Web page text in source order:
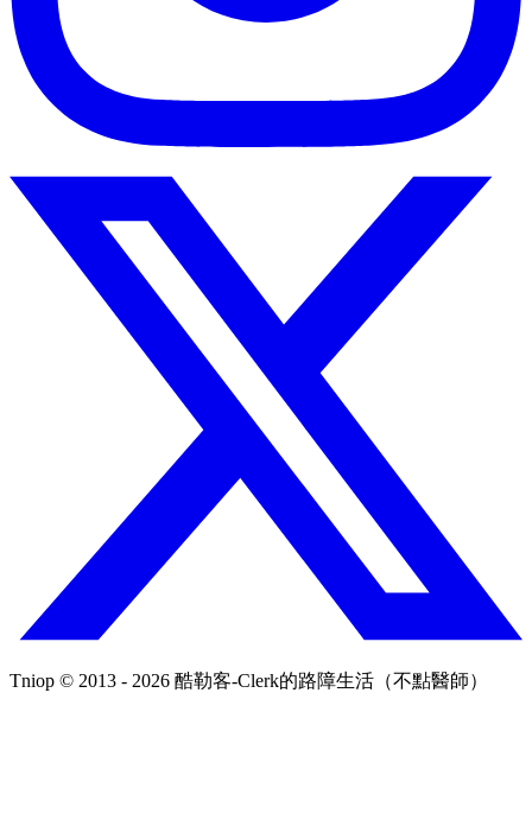
Tniop © 2013 - 2026 酷勒客-Clerk的路障生活（不點醫師）